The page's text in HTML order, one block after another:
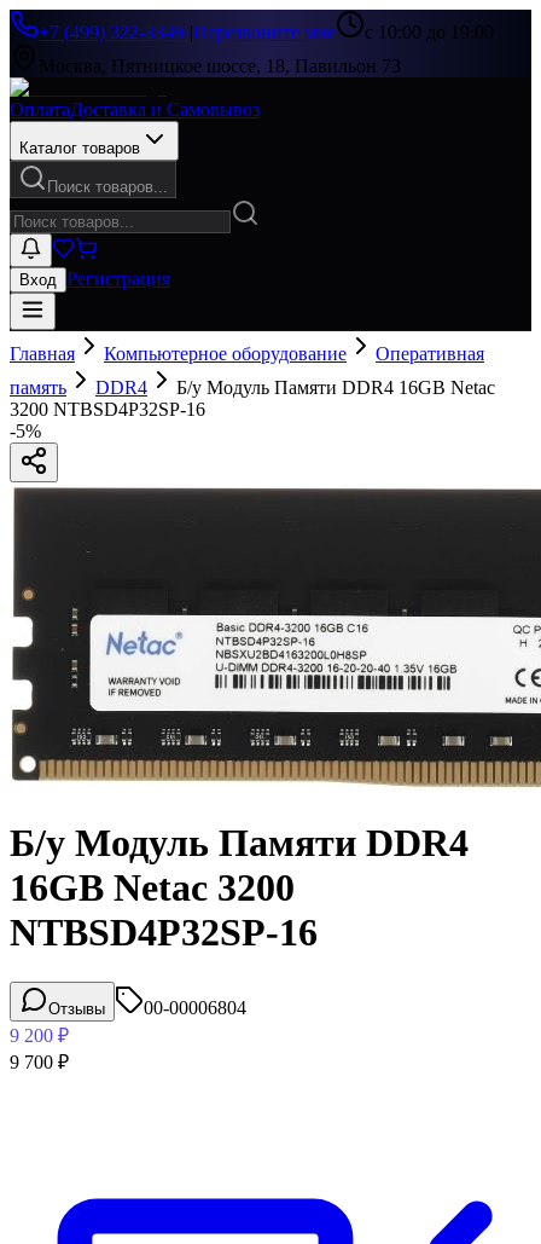
+7 (499) 322-33-86|Перезвоните мне
с 10:00 до 19:00
Москва, Пятницкое шоссе, 18, Павильон 73
ОплатаДоставка и Самовывоз
Каталог товаров
Поиск товаров...
Вход Регистрация
Главная Компьютерное оборудование
Оперативная
память
DDR4
Б/у Модуль Памяти DDR4 16GB Netac
3200 NTBSD4P32SP-16
-5%
Б/у Модуль Памяти DDR4
16GB Netac 3200
NTBSD4P32SP-16
Отзывы
00-00006804
9 200 ₽
9 700 ₽